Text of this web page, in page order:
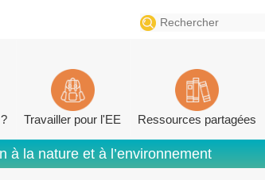
Search
for:
Travailler pour l'EE Ressources partagées
à la nature et à l’environnement